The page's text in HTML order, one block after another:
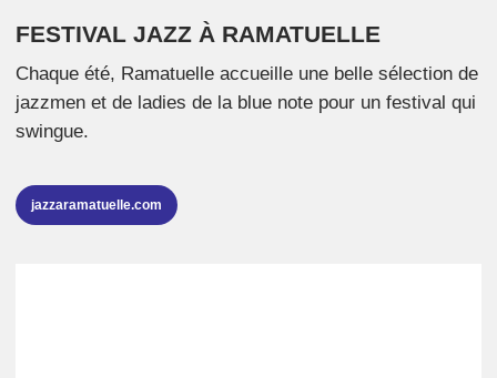
FESTIVAL JAZZ À RAMATUELLE
Chaque été, Ramatuelle accueille une belle sélection de
jazzmen et de ladies de la blue note pour un festival qui
swingue.
jazzaramatuelle.com